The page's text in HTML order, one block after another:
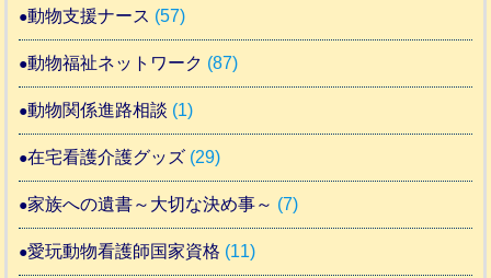
動物支援ナース (57)
動物福祉ネットワーク (87)
動物関係進路相談 (1)
在宅看護介護グッズ (29)
家族への遺書～大切な決め事～ (7)
愛玩動物看護師国家資格 (11)